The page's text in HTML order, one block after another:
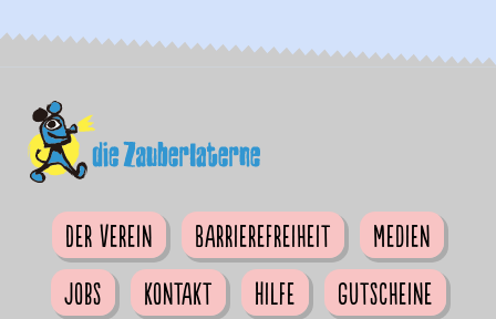
Der Verein Barrierefreiheit
Medien
Jobs
Kontakt Hilfe
Gutscheine